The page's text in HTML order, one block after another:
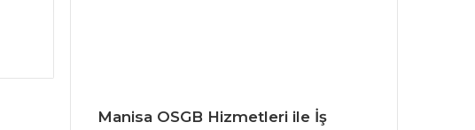
Manisa OSGB Hizmetleri ile İş